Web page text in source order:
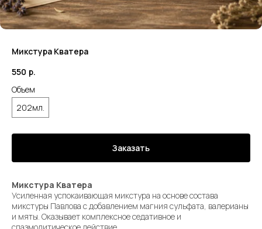
Микстура Кватера
550 р.
Объем
202мл.
Заказать
Микстура Кватера
Усиленная успокаивающая микстура на основе состава
микстуры Павлова с добавлением магния сульфата, валерианы
и мяты. Оказывает комплексное седативное и